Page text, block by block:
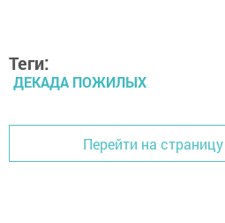
Теги:
ДЕКАДА ПОЖИЛЫХ
Перейти на